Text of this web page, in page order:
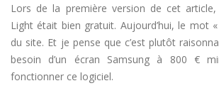
Lors de la première version de cet
Light était bien gratuit. Aujourd’hui, le mot
du site. Et je pense que c’est plutôt
besoin d’un écran Samsung à 800 €
fonctionner ce logiciel.